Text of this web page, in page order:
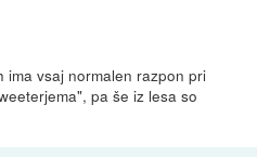
ima vsaj normalen razpon pri
pa še iz lesa so